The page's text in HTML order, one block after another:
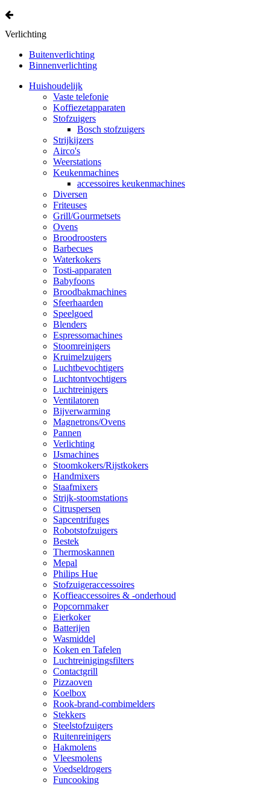
Verlichting
Buitenverlichting
Binnenverlichting
Huishoudelijk
Vaste telefonie
Koffiezetapparaten
Stofzuigers
Bosch stofzuigers
Strijkijzers
Airco's
Weerstations
Keukenmachines
accessoires keukenmachines
Diversen
Friteuses
Grill/Gourmetsets
Ovens
Broodroosters
Barbecues
Waterkokers
Tosti-apparaten
Babyfoons
Broodbakmachines
Sfeerhaarden
Speelgoed
Blenders
Espressomachines
Stoomreinigers
Kruimelzuigers
Luchtbevochtigers
Luchtontvochtigers
Luchtreinigers
Ventilatoren
Bijverwarming
Magnetrons/Ovens
Pannen
Verlichting
IJsmachines
Stoomkokers/Rijstkokers
Handmixers
Staafmixers
Strijk-stoomstations
Citruspersen
Sapcentrifuges
Robotstofzuigers
Bestek
Thermoskannen
Mepal
Philips Hue
Stofzuigeraccessoires
Koffieaccessoires & -onderhoud
Popcornmaker
Eierkoker
Batterijen
Wasmiddel
Koken en Tafelen
Luchtreinigingsfilters
Contactgrill
Pizzaoven
Koelbox
Rook-brand-combimelders
Stekkers
Steelstofzuigers
Ruitenreinigers
Hakmolens
Vleesmolens
Voedseldrogers
Funcooking